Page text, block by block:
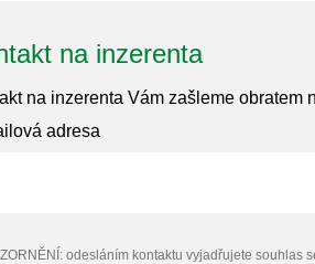
na inzerenta
na inzerenta Vám zašleme obratem
adresa
odesláním kontaktu vyjadřujete souhlas